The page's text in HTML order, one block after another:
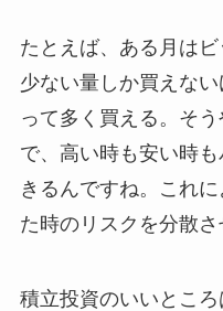
たとえば、ある月は
少ない量しか買えな
って多く買える。そ
で、高い時も安い時
きるんですね。これ
た時のリスクを分散さ
積立投資のいいとこ